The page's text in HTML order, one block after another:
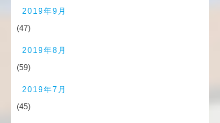
2019年9月
(47)
2019年8月
(59)
2019年7月
(45)